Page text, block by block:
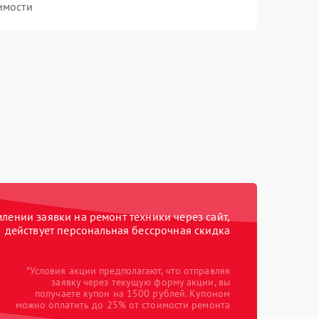
заявки на ремонт техники через сайт,
действует персональная бессрочная скидка
*Условия акции предполагают, что отправляя
заявку через текущую форму акции, вы
получаете купон на 1500 рублей. Купоном
можно оплатить до 25% от стоимости ремонта